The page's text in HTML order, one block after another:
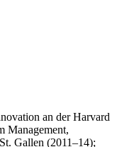
an der Harvard
Management,
Gallen (2011–14);